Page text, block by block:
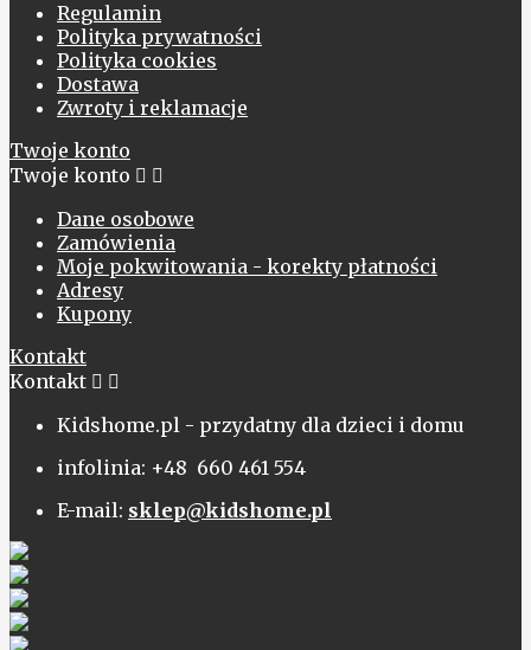
Regulamin
Polityka prywatności
Polityka cookies
Dostawa
Zwroty i reklamacje
Twoje konto
Twoje konto  
Dane osobowe
Zamówienia
Moje pokwitowania - korekty płatności
Adresy
Kupony
Kontakt
Kontakt  
Kidshome.pl - przydatny dla dzieci i domu
infolinia: +48 660 461 554
E-mail: sklep@kidshome.pl